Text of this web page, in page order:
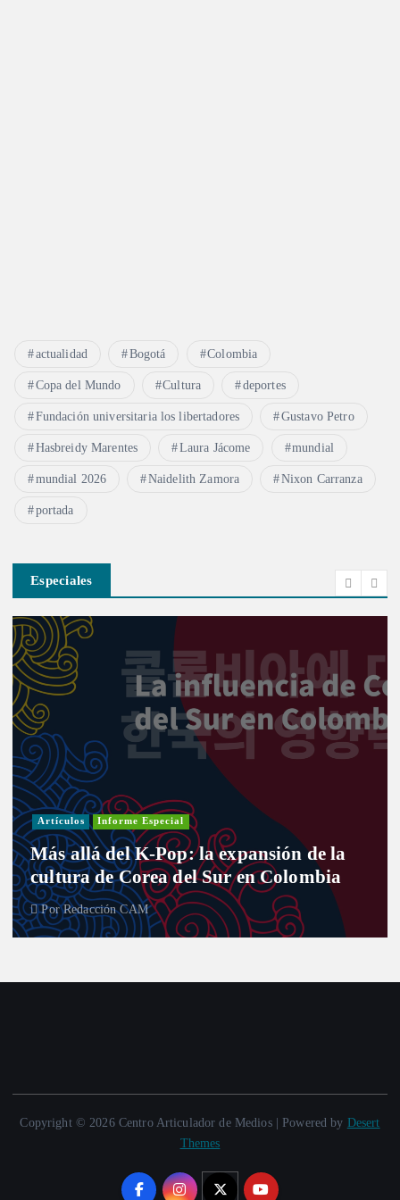
actualidad Bogotá Colombia
Copa del Mundo Cultura deportes
Fundación universitaria los libertadores Gustavo Petro
Hasbreidy Marentes Laura Jácome mundial
mundial 2026 Naidelith Zamora Nixon Carranza
portada
Especiales
Investigación Cultura
Informe Especial Política Reportaje
Entre curules y violencia de género: el
desafío de las mujeres para el nuevo
Congreso
PorRedacción CAM
Copyright © 2026 Centro Articulador de Medios | Powered by Desert
Themes